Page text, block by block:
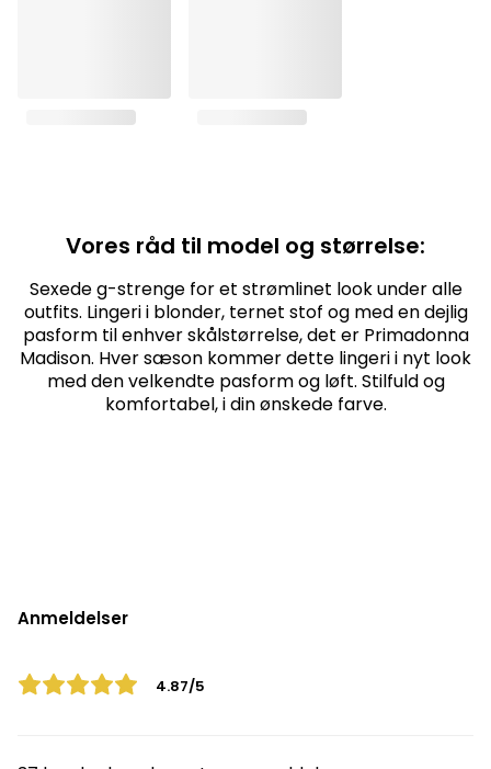
Vores råd til model og størrelse:
Sexede g-strenge for et strømlinet look under alle
outfits. Lingeri i blonder, ternet stof og med en dejlig
pasform til enhver skålstørrelse, det er Primadonna
Madison. Hver sæson kommer dette lingeri i nyt look
med den velkendte pasform og løft. Stilfuld og
komfortabel, i din ønskede farve.
Anmeldelser
4.87/5